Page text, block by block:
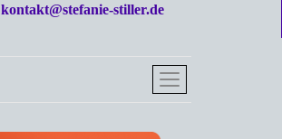
kontakt@stefanie-stiller.de